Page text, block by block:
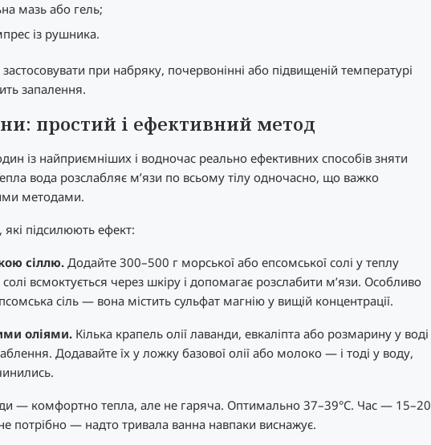
мазь або гель;
із рушника.
при набряку, почервонінні або підвищеній температурі
запалення.
простий і ефективний метод
із найприємніших і водночас реально ефективних способів зняти
вода розслабляє м’язи по всьому тілу одночасно, що важко
методами.
які підсилюють ефект:
сіллю.Додайте 300–500 г морської або епсомської солі у теплу
солі всмоктується через шкіру і допомагає розслабити м’язи. Особливо
сіль — вона містить сульфат магнію у вищій концентрації.
оліями.Кілька крапель олії лаванди, евкаліпта або розмарину у воді
Додавайте їх у ложку базової олії або молоко — і тоді у воду,
— комфортно тепла, але не гаряча. Оптимально 37–39°C. Час — 15–20
потрібно — надто тривала ванна навпаки виснажує.